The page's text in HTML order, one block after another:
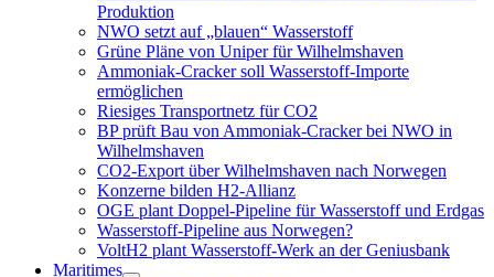
Produktion
NWO setzt auf „blauen“ Wasserstoff
Grüne Pläne von Uniper für Wilhelmshaven
Ammoniak-Cracker soll Wasserstoff-Importe
ermöglichen
Riesiges Transportnetz für CO2
BP prüft Bau von Ammoniak-Cracker bei NWO in
Wilhelmshaven
CO2-Export über Wilhelmshaven nach Norwegen
Konzerne bilden H2-Allianz
OGE plant Doppel-Pipeline für Wasserstoff und Erdgas
Wasserstoff-Pipeline aus Norwegen?
VoltH2 plant Wasserstoff-Werk an der Geniusbank
Maritimes